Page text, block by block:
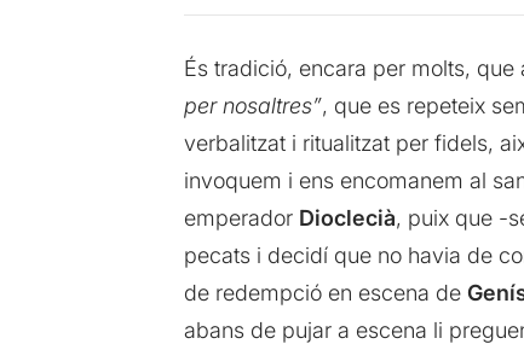
És tradició, encara per molts,
per nosaltres”, que es repeteix
verbalitzat i ritualitzat per fidels,
invoquem i ens encomanem al
emperador Dioclecià, puix que -
pecats i decidí que no havia de
de redempció en escena de
abans de pujar a escena li